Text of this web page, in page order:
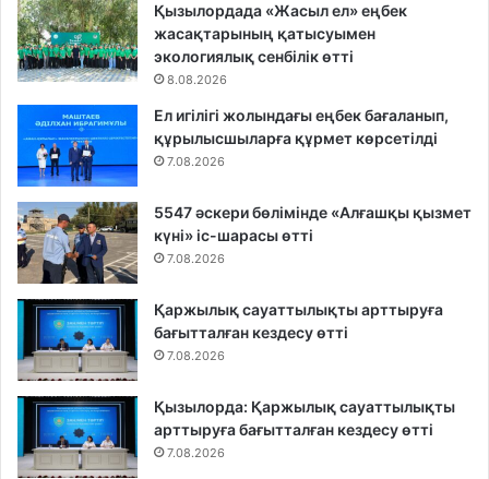
Қызылордада «Жасыл ел» еңбек
жасақтарының қатысуымен
экологиялық сенбілік өтті
8.08.2026
Ел игілігі жолындағы еңбек бағаланып,
құрылысшыларға құрмет көрсетілді
7.08.2026
5547 әскери бөлімінде «Алғашқы қызмет
күні» іс-шарасы өтті
7.08.2026
Қаржылық сауаттылықты арттыруға
бағытталған кездесу өтті
7.08.2026
Қызылорда: Қаржылық сауаттылықты
арттыруға бағытталған кездесу өтті
7.08.2026